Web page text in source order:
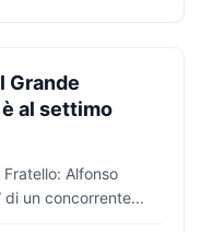
Grande
al settimo
Alfonso
di un concorrente...